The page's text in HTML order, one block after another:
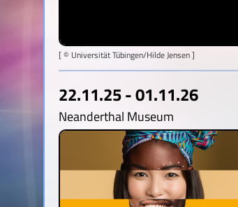
[ © Universität Tübingen/Hilde Jensen ]
22.11.25 - 01.11.26
Neanderthal Museum